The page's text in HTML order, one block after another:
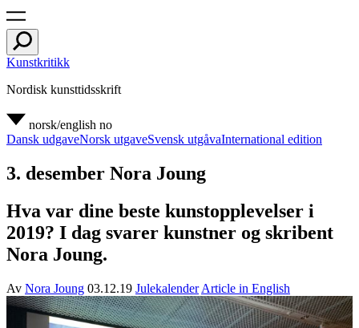
Kunstkritikk
Nordisk kunsttidsskrift
norsk/english no
Dansk udgaveNorsk utgaveSvensk utgåvaInternational edition
3. desember Nora Joung
Hva var dine beste kunstopplevelser i
2019? I dag svarer kunstner og skribent
Nora Joung.
Av Nora Joung 03.12.19 Julekalender Article in English